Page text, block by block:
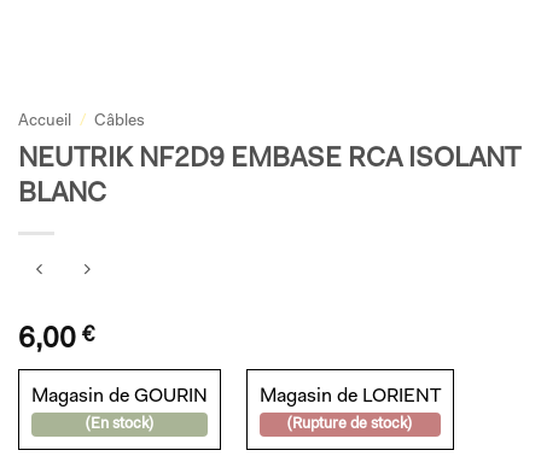
Accueil / Câbles
NEUTRIK NF2D9 EMBASE RCA ISOLANT
BLANC
6,00 €
Magasin de GOURIN
(En stock)
Magasin de LORIENT
(Rupture de stock)